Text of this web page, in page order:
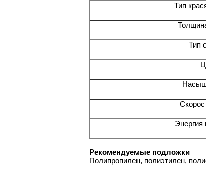
Тип
Тип
Энергия
Рекомендуемые подложки
Полипропилен, полиэтилен,